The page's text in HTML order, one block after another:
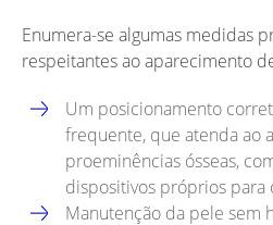
Enumera-se algumas medidas
respeitantes ao aparecimento
Um posicionamento
frequente, que atenda ao
proeminências ósseas,
dispositivos próprios para
Manutenção da pele sem